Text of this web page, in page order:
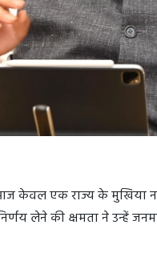
केवल एक राज्य के मुखिया
लेने की क्षमता ने उन्हें